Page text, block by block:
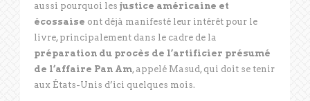
aussi pourquoi les justice américaine et
écossaise ont déjà manifesté leur intérêt pour le
livre, principalement dans le cadre de la
préparation du procès de l’artificier présumé
de l’affaire Pan Am, appelé Masud, qui doit se tenir
aux États-Unis d’ici quelques mois.